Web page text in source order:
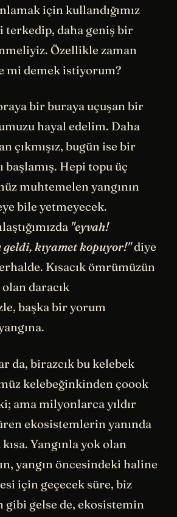
için kullandığımız
terkedip, daha geniş bir
Özellikle zaman
mi demek istiyorum?
bir buraya uçuşan bir
hayal edelim. Daha
çıkmışız, bugün ise bir
başlamış. Hepi topu üç
muhtemelen yangının
bile yetmeyecek.
"eyvah!
geldi, kıyamet kopuyor!"diye
Kısacık ömrümüzün
daracık
başka bir yorum
da, birazcık bu kelebek
kelebeğinkinden çoook
ama milyonlarca yıldır
ekosistemlerin yanında
Yangınla yok olan
yangın öncesindeki haline
için geçecek süre, biz
gibi gelse de, ekosistemin